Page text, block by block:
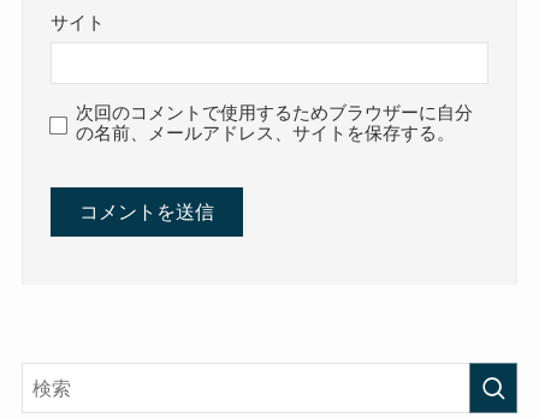
サイト
次回のコメントで使用するためブラウザーに自分
の名前、メールアドレス、サイトを保存する。